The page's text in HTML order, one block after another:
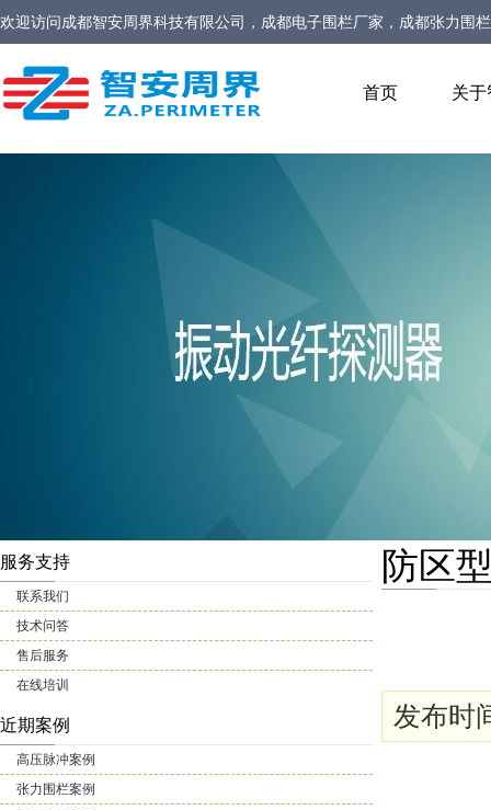
欢迎访问成都智安周界科技有限公司，成都电子围栏厂家，成都张力围
家，定位型振动光缆厂家，定位型振动光纤报警系统厂家，生物静电感
首页 关于
服务支持
联系我们
技术问答
售后服务
在线培训
近期案例
高压脉冲案例
张力围栏案例
防区
发布时